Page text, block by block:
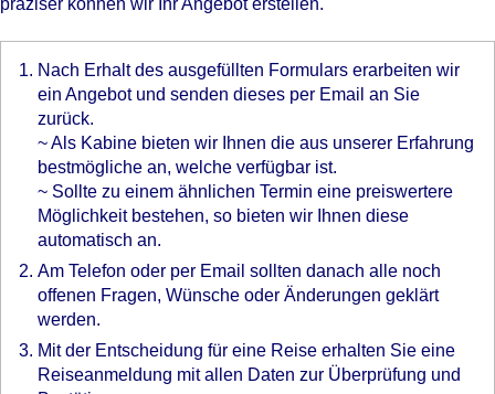
präziser können wir Ihr Angebot erstellen.
Nach Erhalt des ausgefüllten Formulars erarbeiten wir
ein Angebot und senden dieses per Email an Sie
zurück.
~ Als Kabine bieten wir Ihnen die aus unserer Erfahrung
bestmögliche an, welche verfügbar ist.
~ Sollte zu einem ähnlichen Termin eine preiswertere
Möglichkeit bestehen, so bieten wir Ihnen diese
automatisch an.
Am Telefon oder per Email sollten danach alle noch
offenen Fragen, Wünsche oder Änderungen geklärt
werden.
Mit der Entscheidung für eine Reise erhalten Sie eine
Reiseanmeldung mit allen Daten zur Überprüfung und